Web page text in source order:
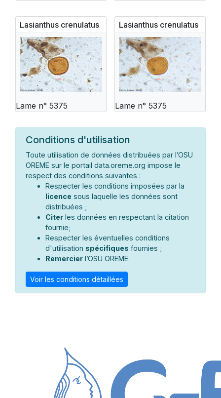
Lasianthus crenulatus
Lame n° 5375
Lasianthus crenulatus
Lame n° 5375
Conditions d'utilisation
Toute utilisation de données distribuées par l’OSU
OREME sur le portail data.oreme.org impose le
respect des conditions suivantes :
Respecter les conditions imposées par la
licence sous laquelle les données sont
distribuées ;
Citer les données en respectant la citation
fournie;
Respecter les éventuelles conditions
d'utilisation spécifiques fournies ;
Remercier l’OSU OREME.
Voir les conditions détaillées